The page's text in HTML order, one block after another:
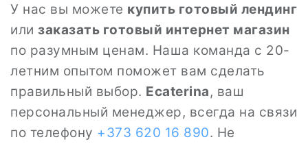
У нас вы можете купить готовый лендинг
или заказать готовый интернет магазин
по разумным ценам. Наша команда с 20-
летним опытом поможет вам сделать
правильный выбор. Ecaterina, ваш
персональный менеджер, всегда на связи
по телефону +373 620 16 890. Не